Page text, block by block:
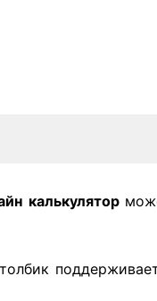
калькулятор